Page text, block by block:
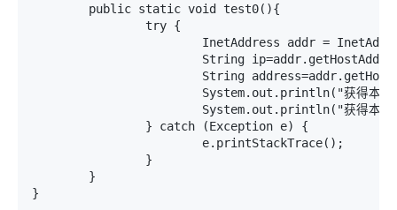
}